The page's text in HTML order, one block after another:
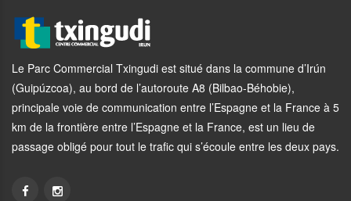
Le Parc Commercial Txingudi est situé dans la commune d’Irún
(Guipúzcoa), au bord de l’autoroute A8 (Bilbao-Béhobie),
principale voie de communication entre l’Espagne et la France à 5
km de la frontière entre l’Espagne et la France, est un lieu de
passage obligé pour tout le trafic qui s’écoule entre les deux pays.